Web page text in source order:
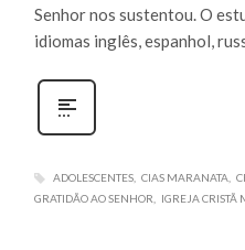
Senhor nos sustentou. O
idiomas inglês, espanhol,
ADOLESCENTES CIAS MARANATA
GRATIDÃO AO SENHOR
IGREJA CRISTÃ